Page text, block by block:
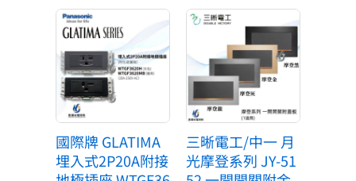
國際牌 GLATIMA
埋入式2P20A附接
三晰電工/中一 月
光摩登系列 JY-51